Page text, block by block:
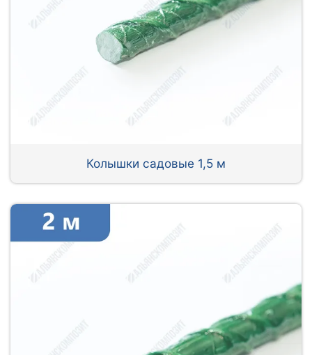
Колышки садовые 1,5 м